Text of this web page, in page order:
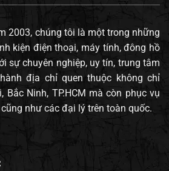
2003, chúng tôi là một trong những
kiện điện thoại, máy tính, đông hồ
sự chuyên nghiệp, uy tín, trung tâm
địa chỉ quen thuộc không chỉ
Bắc Ninh, TP.HCM mà còn phục vụ
như các đại lý trên toàn quốc.